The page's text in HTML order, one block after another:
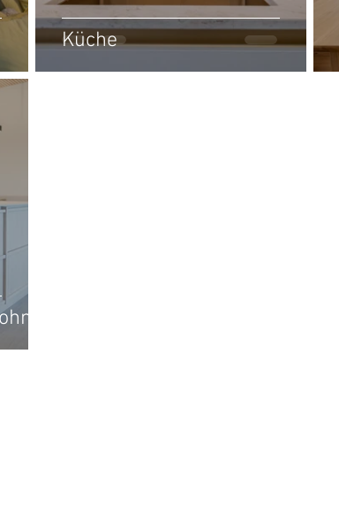
Küche